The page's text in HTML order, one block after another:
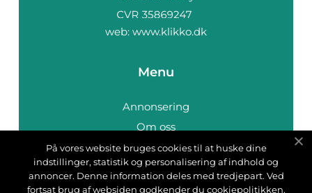
web: www.klikko.dk
Menu
Annonsering
Om oss
Cookies
Kontakta oss
Sitemap
På vores website bruges cookies til at huske dine
indstillinger, statistik og personalisering af indhold og
annoncer. Denne information deles med tredjepart. Ved
fortsat brug af websiden godkender du cookiepolitikken.